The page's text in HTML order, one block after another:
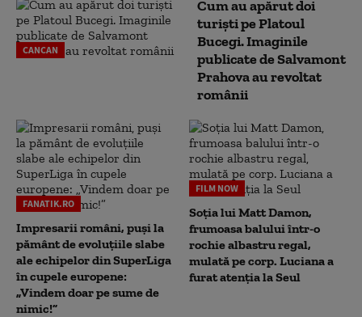
CANCAN
Cum au apărut doi
turiști pe Platoul
Bucegi. Imaginile
publicate de Salvamont
Prahova au revoltat
românii
FANATIK.RO
Impresarii români, puși la
pământ de evoluțiile slabe
ale echipelor din SuperLiga
în cupele europene:
„Vindem doar pe sume de
nimic!”
FILM NOW
Soția lui Matt Damon,
frumoasa balului într-o
rochie albastru regal,
mulată pe corp. Luciana a
furat atenția la Seul